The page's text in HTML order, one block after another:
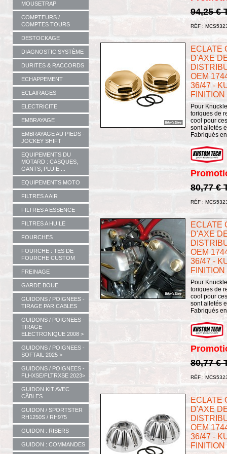
MOUSETRAP
COMPTEURS /
COMPTES TOURS
DESTOCKAGE
DIAGNOSTIC SYSTÈME
DURITES & RACCORDS
ECHAPPEMENT
ECLAIRAGES
ELECTRICITE
EMBRAYAGE
EMBRAYAGE AU PIEDS -
JOCKEY SHIFT
EQUIPEMENTS DU
MOTARD : CASQUES,
GANTS, PLUIE ...
EQUIPEMENTS MOTO
FILTRES A AIR
FILTRES A ESSENCE
FILTRES A HUILE
FOURCHES
FOURCHE : TES DE
FOURCHE CUSTOM
FREINAGE
GARDE BOUE
GUIDONS / POIGNEES -
TIRAGE PAR CABLES
GUIDONS / POIGNEES -
TIRAGE
ELECTRONIQUE 2008 >
GUIDONS / POIGNEES -
SOFTAIL 2025 >
GUIDONS / POIGNEES -
FLHXSE/FLTRXSE 2023>
GUIDON KIT AVEC
CÂBLES
GUIDON / SPORTSTER
RH1250S / RH975
GUIDON : RISERS
GUIDON : COMMANDES
94,25 €
RÉF :
ECLATE
D'AXE
OEM
36/47 -
Pour
toriques de
cool pour
sont ailetés
Fabriqués
80,77 €
RÉF :
ECLATE
D'AXE
OEM
36/47 -
Pour
toriques de
cool pour
sont ailetés
Fabriqués
80,77 €
RÉF :
ECLATE
D'AXE
OEM
36/47 -